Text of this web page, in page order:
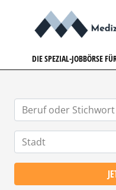
DIE SPEZIAL-JOBBÖRSE